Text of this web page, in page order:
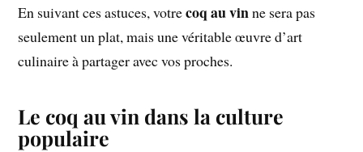
En suivant ces astuces, votrecoq au vinne sera pas
seulement un plat, mais une véritable œuvre d’art
culinaire à partager avec vos proches.
Le coq au vin dans la culture
populaire